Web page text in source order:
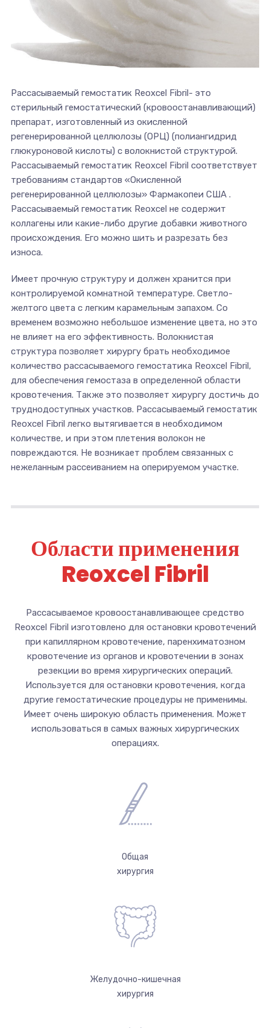
Рассасываемый гемостатик Reoxcel Fibril- это
стерильный гемостатический (кровоостанавливающий)
препарат, изготовленный из окисленной
регенерированной целлюлозы (ОРЦ) (полиангидрид
глюкуроновой кислоты) с волокнистой структурой.
Рассасываемый гемостатик Reoxcel Fibril соответствует
требованиям стандартов «Окисленной
регенерированной целлюлозы» Фармакопеи США .
Рассасываемый гемостатик Reoxcel не содержит
коллагены или какие-либо другие добавки животного
происхождения. Его можно шить и разрезать без
износа.
Имеет прочную структуру и должен хранится при
контролируемой комнатной температуре. Светло-
желтого цвета с легким карамельным запахом. Со
временем возможно небольшое изменение цвета, но это
не влияет на его эффективность. Волокнистая
структура позволяет хирургу брать необходимое
количество рассасываемого гемостатика Reoxcel Fibril,
для обеспечения гемостаза в определенной области
кровотечения. Также это позволяет хирургу достичь до
труднодоступных участков. Рассасываемый гемостатик
Reoxcel Fibril легко вытягивается в необходимом
количестве, и при этом плетения волокон не
повреждаются. Не возникает проблем связанных с
нежеланным рассеиванием на оперируемом участке.
Области применения
Reoxcel Fibril
Рассасываемое кровоостанавливающее средство
Reoxcel Fibril изготовлено для остановки кровотечений
при капиллярном кровотечение, паренхиматозном
кровотечение из органов и кровотечении в зонах
резекции во время хирургических операций.
Используется для остановки кровотечения, когда
другие гемостатические процедуры не применимы.
Имеет очень широкую область применения. Может
использоваться в самых важных хирургических
операциях.
Общая
хирургия
Желудочно-кишечная
хирургия